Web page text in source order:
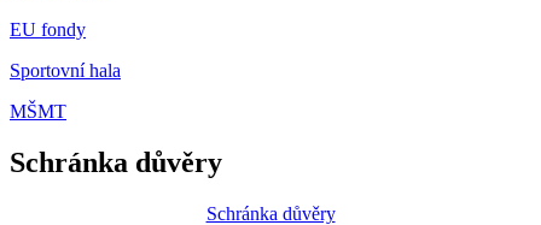
EU fondy
Sportovní hala
MŠMT
Schránka důvěry
Schránka důvěry